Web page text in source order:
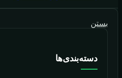
بستن
دسته‌بندی‌ها